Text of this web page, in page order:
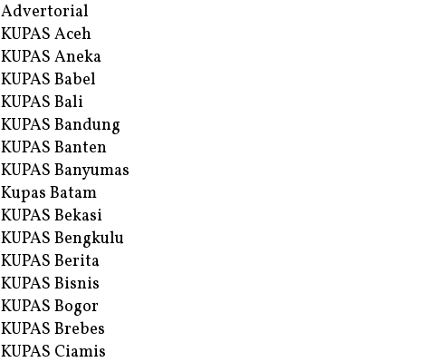
Advertorial
KUPAS Aceh
KUPAS Aneka
KUPAS Babel
KUPAS Bali
KUPAS Bandung
KUPAS Banten
KUPAS Banyumas
Kupas Batam
KUPAS Bekasi
KUPAS Bengkulu
KUPAS Berita
KUPAS Bisnis
KUPAS Bogor
KUPAS Brebes
KUPAS Ciamis